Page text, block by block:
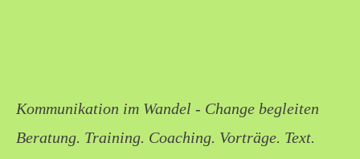
Kommunikation im Wandel - Change begleiten
Beratung. Training. Coaching. Vorträge. Text.